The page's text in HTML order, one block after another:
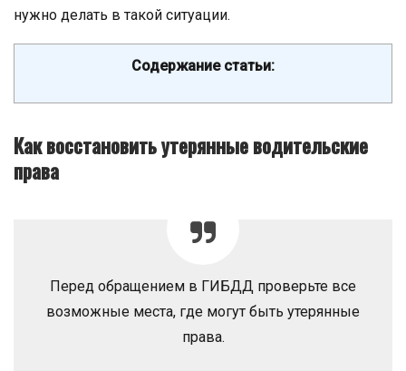
нужно делать в такой ситуации.
Содержание статьи:
Как восстановить утерянные водительские
права
Перед обращением в ГИБДД проверьте все
возможные места, где могут быть утерянные
права.